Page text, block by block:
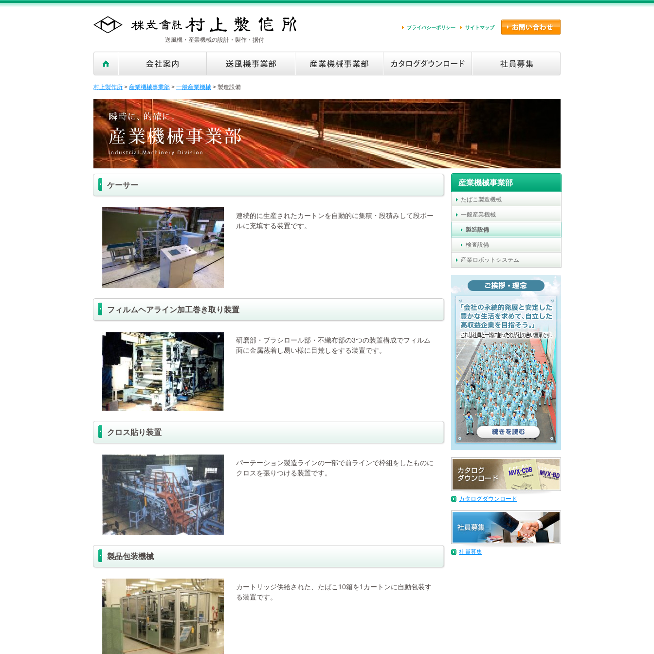
送風機・産業機械の設計・製作・据付
プライバシーポリシー サイトマップ
村上製作所 > 産業機械事業部 > 一般産業機械 > 製造設備
ケーサー
連続的に生産されたカートンを自動的に集積・段積みして段ボー
ルに充填する装置です。
フィルムヘアライン加工巻き取り装置
研磨部・ブラシロール部・不織布部の3つの装置構成でフィルム
面に金属蒸着し易い様に目荒しをする装置です。
クロス貼り装置
パーテーション製造ラインの一部で前ラインで枠組をしたものに
クロスを張りつける装置です。
製品包装機械
カートリッジ供給された、たばこ10箱を1カートンに自動包装す
る装置です。
産業機械事業部
たばこ製造機械
一般産業機械
製造設備
検査設備
産業ロボットシステム
カタログダウンロード
社員募集